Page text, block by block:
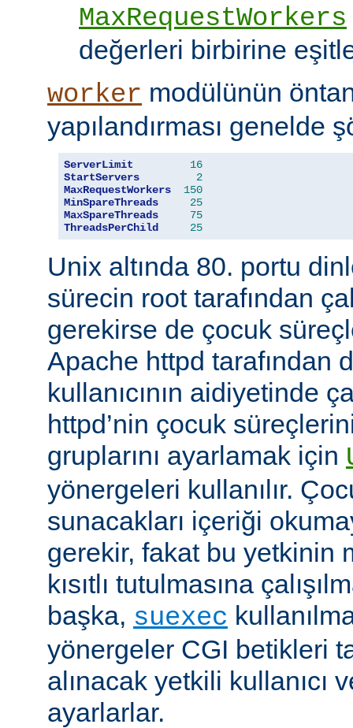
MaxRequestWorkers
değerleri birbirine
worker modülünün
yapılandırması genelde
ServerLimit
16
StartServers
2
MaxRequestWorkers
150
MinSpareThreads
25
MaxSpareThreads
75
ThreadsPerChild
25
Unix altında 80. portu
sürecin root tarafından
gerekirse de çocuk
Apache httpd tarafından
kullanıcının aidiyetinde
httpd’nin çocuk
gruplarını ayarlamak için
yönergeleri kullanılır.
sunacakları içeriği
gerekir, fakat bu yetkinin
kısıtlı tutulmasına
başka, suexec
yönergeler CGI betikleri
alınacak yetkili kullanıcı
ayarlarlar.